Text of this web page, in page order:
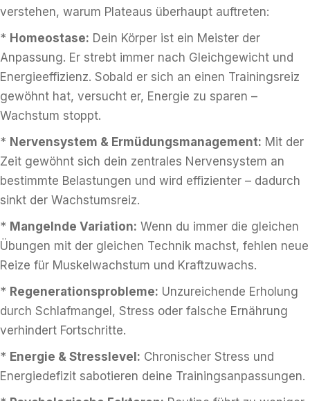
verstehen, warum Plateaus überhaupt auftreten:
* Homeostase: Dein Körper ist ein Meister der
Anpassung. Er strebt immer nach Gleichgewicht und
Energieeffizienz. Sobald er sich an einen Trainingsreiz
gewöhnt hat, versucht er, Energie zu sparen –
Wachstum stoppt.
* Nervensystem & Ermüdungsmanagement: Mit der
Zeit gewöhnt sich dein zentrales Nervensystem an
bestimmte Belastungen und wird effizienter – dadurch
sinkt der Wachstumsreiz.
* Mangelnde Variation: Wenn du immer die gleichen
Übungen mit der gleichen Technik machst, fehlen neue
Reize für Muskelwachstum und Kraftzuwachs.
* Regenerationsprobleme: Unzureichende Erholung
durch Schlafmangel, Stress oder falsche Ernährung
verhindert Fortschritte.
* Energie & Stresslevel: Chronischer Stress und
Energiedefizit sabotieren deine Trainingsanpassungen.